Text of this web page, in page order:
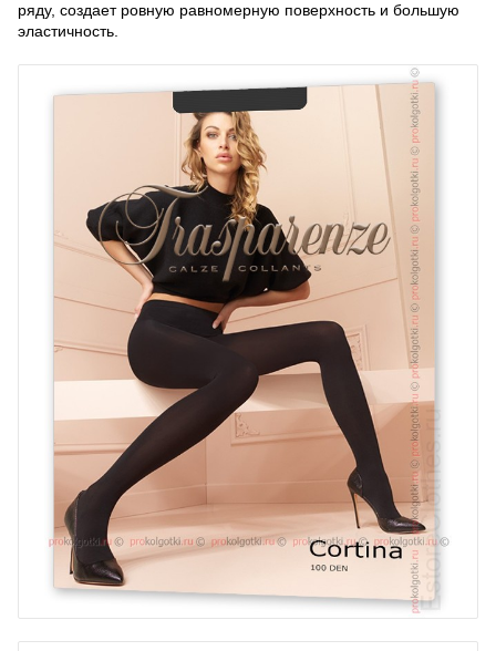
ряду, создает ровную равномерную поверхность и большую
эластичность.